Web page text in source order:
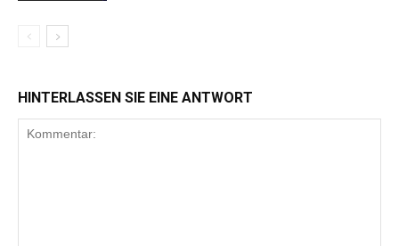
HINTERLASSEN SIE EINE ANTWORT